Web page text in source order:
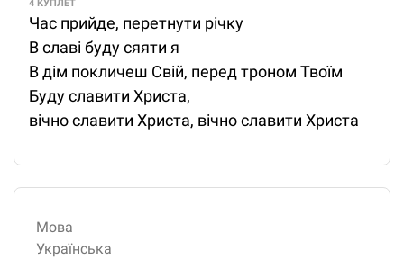
4 КУПЛЕТ
Час прийде, перетнути річку
В славі буду сяяти я
В дім покличеш Свій, перед троном Твоїм
Буду славити Христа,
вічно славити Христа, вічно славити Христа
Мова
Українська